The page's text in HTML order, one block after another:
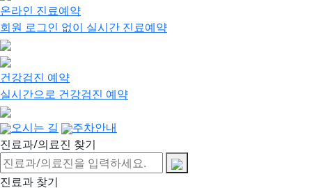
온라인 진료예약
회원 로그인 없이 실시간 진료예약
건강검진 예약
실시간으로 건강검진 예약
오시는 길
주차안내
진료과/의료진 찾기
진료과 찾기